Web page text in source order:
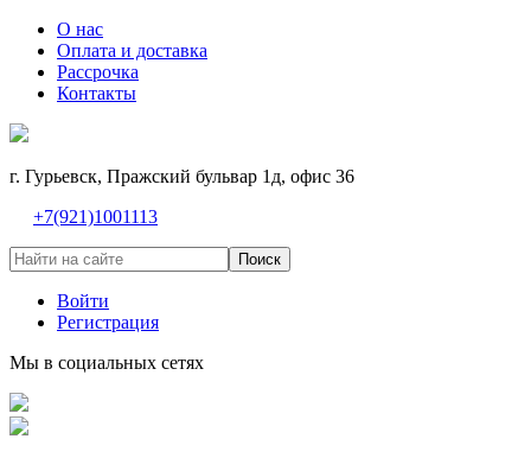
О нас
Оплата и доставка
Рассрочка
Контакты
г. Гурьевск, Пражский бульвар 1д, офис 36
+7(921)1001113
Поиск
Войти
Регистрация
Мы в социальных сетях